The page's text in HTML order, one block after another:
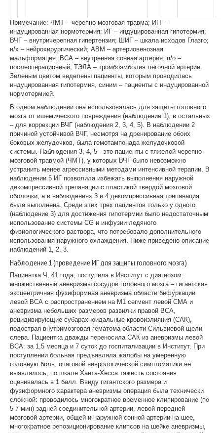
Примечание: ЧМТ – черепно-мозговая травма; ИН –
индуцированная нормотермия; ИГ – индуцированная гипотермия;
ВЧГ – внутричерепная гипертензия; ШИГ – шкала исходов Глазго;
н/х – нейрохирургический; АВМ – артериовенозная
мальформация; ВСА – внутренняя сонная артерия; п/о –
послеоперационный; ТЭЛА – тромбоэмболия легочной артерии.
Зеленым цветом веделены пациенты, которым проводилась
индуцированная гипотермия, синим – пациенты с индуцированной
нормотермией.
В одном наблюдении она использовалась для защиты головного
мозга от ишемического повреждения (наблюдение 1), в остальных
– для коррекции ВЧГ (наблюдения 2, 3, 4, 5). В наблюдении 2
причиной устойчивой ВЧГ, несмотря на дренирование обоих
боковых желудочков, была гемотампонада желудочковой
системы. Наблюдения 3, 4, 5 - это пациенты с тяжелой черепно-
мозговой травмой (ЧМТ), у которых ВЧГ было невозможно
устранить менее агрессивными методами интенсивной терапии. В
наблюдении 5 ИГ позволила избежать выполнения наружной
декомпрессивной трепанации с пластикой твердой мозговой
оболочки, а в наблюдениях 3 и 4 декомпрессивная трепанация
была выполнена. Среди этих трех пациентов только у одного
(наблюдение 3) для достижения гипотермии было недостаточным
использование системы CG и инфузии ледяного
физиологического раствора, что потребовало дополнительного
использования наружного охлаждения. Ниже приведено описание
наблюдений 1, 2, 3.
Наблюдение 1 (проведение ИГ для защиты головного мозга)
Пациентка Ч, 41 года, поступила в Институт с диагнозом:
множественные аневризмы сосудов головного мозга – гигантская
эксцентричная фузиформная аневризма области бифуркации
левой ВСА с распространением на М1 сегмент левой СМА и
аневризма небольших размеров развилки правой ВСА,
рецидивирующие субарахноидальные кровоизлияния (САК),
подострая внутримозговая гематома области Сильвиевой щели
слева. Пациентка дважды переносила САК из аневризмы левой
ВСА: за 1,5 месяца и 7 суток до госпитализации в Институт. При
поступлении больная предъявляла жалобы на умеренную
головную боль, очаговой неврологической симптоматики не
выявлялось, по шкале Ханта-Хесса тяжесть состояния
оценивалась в 1 балл. Ввиду гигантского размера и
фузиформного характера аневризмы операция была технически
сложной: проводилось многократное временное клипирование (по
5-7 мин) задней соединительной артерии, левой передней
мозговой артерии, общей и наружной сонной артерии на шее,
многократное репозиционирование клипсов на шейке аневризмы,